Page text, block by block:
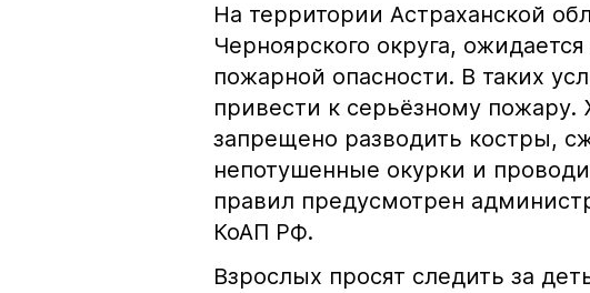
На территории Астраханской
Черноярского округа,
пожарной опасности. В таких
привести к серьёзному пожару.
запрещено разводить костры,
непотушенные окурки и
правил предусмотрен
КоАП РФ.
Взрослых просят следить за